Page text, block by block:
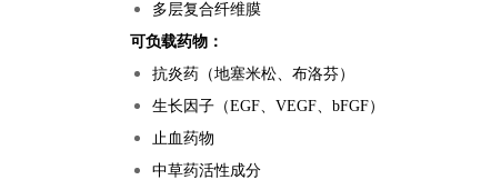
多层复合纤维膜
可负载药物：
抗炎药（地塞米松、布洛芬）
生长因子（EGF、VEGF、bFGF）
止血药物
中草药活性成分